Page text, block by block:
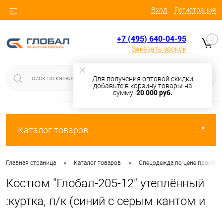
Вход Регистрация
+7 (495) 640-04-95
Заказать звонок
0
Для получения оптовой скидки
добавьте в корзину товары на
сумму: 20 000 руб.
Каталог товаров
Главная страница • Каталог товаров • Cпецодежда по цене
Костюм "Глобал-205-12" утеплённый
:куртка, п/к (синий с серым кантом и